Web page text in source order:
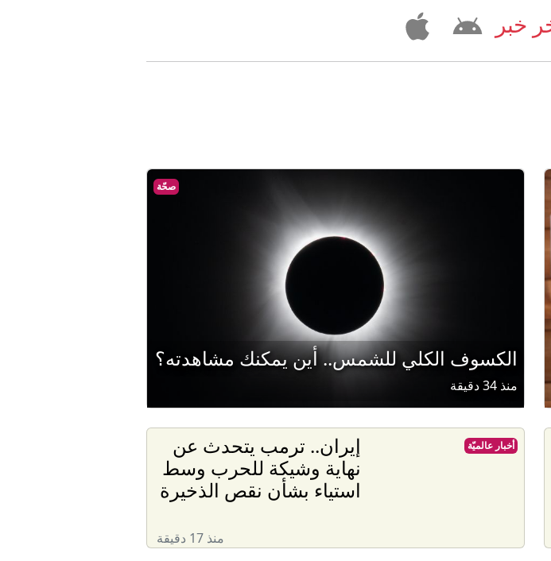
خبر
صحّة
الكسوف الكلي للشمس.. أين يمكنك مشاهدته؟
منذ 34 دقيقة
إيران.. ترمب يتحدث عن
نهاية وشيكة للحرب وسط
استياء بشأن نقص الذخيرة
منذ 17 دقيقة
أخبار عالميّة